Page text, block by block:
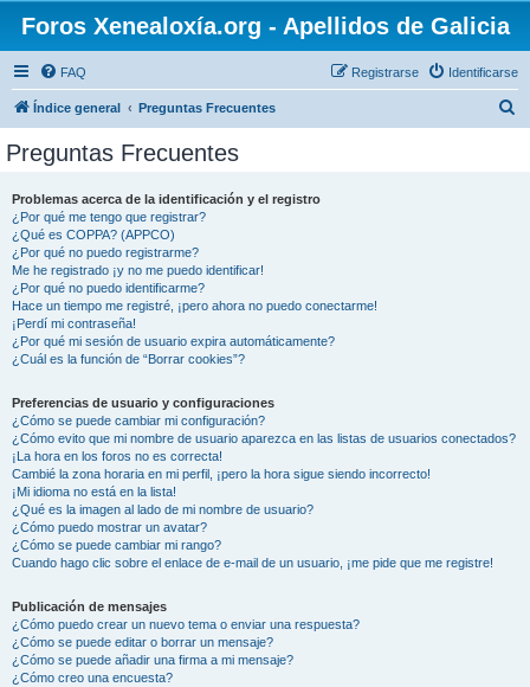
Foros Xenealoxía.org - Apellidos de Galicia
FAQ Identificarse
Registrarse
Índice general Preguntas Frecuentes
Preguntas Frecuentes
Problemas acerca de la identificación y el registro
¿Por qué me tengo que registrar?
¿Qué es COPPA? (APPCO)
¿Por qué no puedo registrarme?
Me he registrado ¡y no me puedo identificar!
¿Por qué no puedo identificarme?
Hace un tiempo me registré, ¡pero ahora no puedo conectarme!
¡Perdí mi contraseña!
¿Por qué mi sesión de usuario expira automáticamente?
¿Cuál es la función de “Borrar cookies”?
Preferencias de usuario y configuraciones
¿Cómo se puede cambiar mi configuración?
¿Cómo evito que mi nombre de usuario aparezca en las listas de usuarios conectados?
¡La hora en los foros no es correcta!
Cambié la zona horaria en mi perfil, ¡pero la hora sigue siendo incorrecto!
¡Mi idioma no está en la lista!
¿Qué es la imagen al lado de mi nombre de usuario?
¿Cómo puedo mostrar un avatar?
¿Cómo se puede cambiar mi rango?
Cuando hago clic sobre el enlace de e-mail de un usuario, ¡me pide que me registre!
Publicación de mensajes
¿Cómo puedo crear un nuevo tema o enviar una respuesta?
¿Cómo se puede editar o borrar un mensaje?
¿Cómo se puede añadir una firma a mi mensaje?
¿Cómo creo una encuesta?